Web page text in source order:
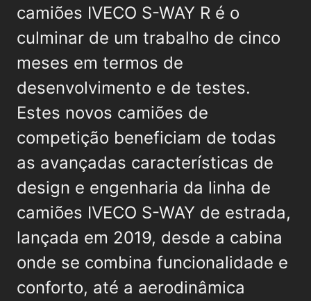
camiões IVECO S-WAY R é o
culminar de um trabalho de cinco
meses em termos de
desenvolvimento e de testes.
Estes novos camiões de
competição beneficiam de todas
as avançadas características de
design e engenharia da linha de
camiões IVECO S-WAY de estrada,
lançada em 2019, desde a cabina
onde se combina funcionalidade e
conforto, até a aerodinâmica